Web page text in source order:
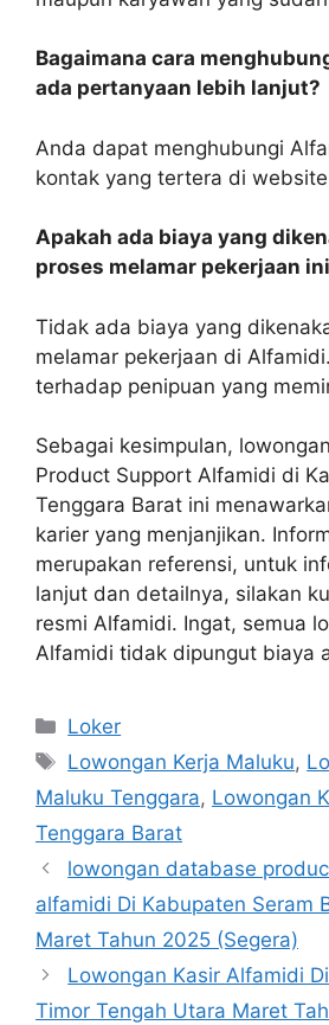
Bagaimana cara
ada pertanyaan lebih lanjut?
Anda dapat menghubungi
kontak yang tertera di
Apakah ada biaya yang
proses melamar pekerjaan
Tidak ada biaya yang
melamar pekerjaan di
terhadap penipuan yang
Sebagai kesimpulan,
Product Support Alfamidi di
Tenggara Barat ini
karier yang menjanjikan.
merupakan referensi, untuk
lanjut dan detailnya, silakan
resmi Alfamidi. Ingat, semua
Alfamidi tidak dipungut biaya
Kategori
Loker
Tag
Lowongan Kerja Maluku,
Maluku Tenggara, Lowongan
Tenggara Barat
lowongan database
alfamidi Di Kabupaten Seram
Maret Tahun 2025 (Segera)
Lowongan Kasir Alfamidi
Timor Tengah Utara Maret